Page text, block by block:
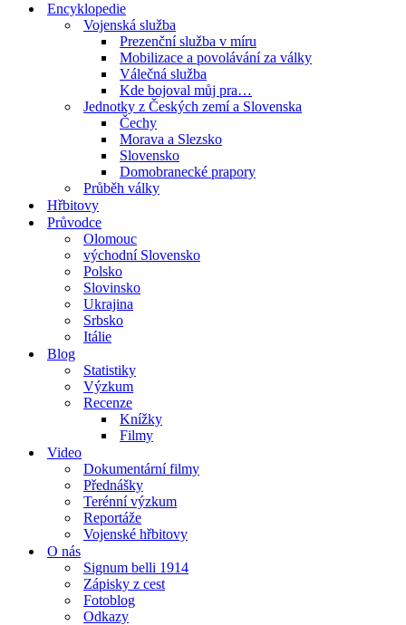
Encyklopedie
Vojenská služba
Prezenční služba v míru
Mobilizace a povolávání za války
Válečná služba
Kde bojoval můj pra…
Jednotky z Českých zemí a Slovenska
Čechy
Morava a Slezsko
Slovensko
Domobranecké prapory
Průběh války
Hřbitovy
Průvodce
Olomouc
východní Slovensko
Polsko
Slovinsko
Ukrajina
Srbsko
Itálie
Blog
Statistiky
Výzkum
Recenze
Knížky
Filmy
Video
Dokumentární filmy
Přednášky
Terénní výzkum
Reportáže
Vojenské hřbitovy
O nás
Signum belli 1914
Zápisky z cest
Fotoblog
Odkazy